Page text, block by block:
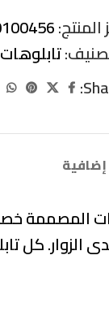
المنتج:
المصممة
الزوار. كل